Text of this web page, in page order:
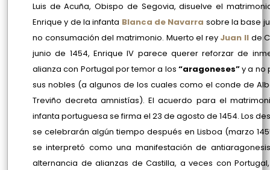
Luis de Acuña, Obispo de Segovia, disuelve el
Enrique y de la infanta Blanca de Navarra sobre la base
no consumación del matrimonio. Muerto el rey Juan II de
junio de 1454, Enrique IV parece querer reforzar de
alianza con Portugal por temor a los “aragoneses”y a no
sus nobles (a algunos de los cuales como el conde de
Treviño decreta amnistías). El acuerdo para el
infanta portuguesa se firma el 23 de agosto de 1454. Los
se celebrarán algún tiempo después en Lisboa (marzo
se interpretó como una manifestación de
alternancia de alianzas de Castilla, a veces con